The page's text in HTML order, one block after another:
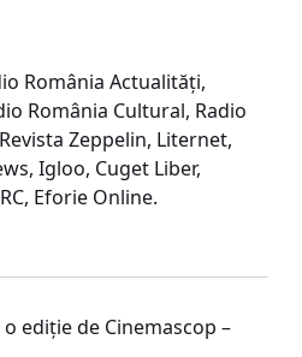
România Actualităţi,
România Cultural, Radio
Zeppelin, Liternet,
Igloo, Cuget Liber,
Eforie Online.
ediție de Cinemascop –